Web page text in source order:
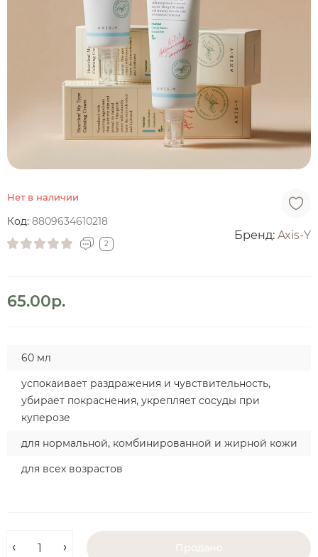
Нет в наличии
Код: 8809634610218
2
Бренд: Axis-Y
65.00р.
60 мл
успокаивает раздражения и чувствительность,
убирает покраснения, укрепляет сосуды при
куперозе
для нормальной, комбинированной и жирной кожи
для всех возрастов
Продано